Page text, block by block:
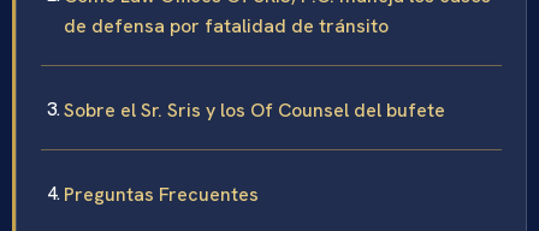
de defensa por fatalidad de tránsito
Sobre el Sr. Sris y los Of Counsel del bufete
Preguntas Frecuentes